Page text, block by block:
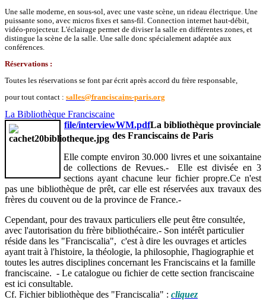
Une salle moderne, en sous-sol, avec une vaste scène, un rideau électrique. Une
puissante sono, avec micros fixes et sans-fil. Connection internet haut-débit,
vidéo-projecteur. L'éclairage permet de diviser la salle en différentes zones, et
distingue la scène de la salle. Une salle donc spécialement adaptée aux
conférences.
Réservations :
Toutes les réservations se font par écrit après accord du frère responsable,
pour tout contact : salles@franciscains-paris.org
La Bibliothèque Franciscaine
file/interviewWM.pdfLa bibliothèque provinciale
des Franciscains de Paris
Elle compte environ 30.000 livres et une soixantaine
de collections de Revues.- Elle est divisée en 3
sections ayant chacune leur fichier propre.Ce n'est
pas une bibliothèque de prêt, car elle est réservées aux travaux des
frères du couvent ou de la province de France.-
Cependant, pour des travaux particuliers elle peut être consultée,
avec l'autorisation du frère bibliothécaire.- Son intérêt particulier
réside dans les "Franciscalia", c'est à dire les ouvrages et articles
ayant trait à l'histoire, la théologie, la philosophie, l'hagiographie et
toutes les autres disciplines concernant les Franciscains et la famille
franciscaine. - Le catalogue ou fichier de cette section franciscaine
est ici consultable.
Cf. Fichier bibliothèque des "Franciscalia" : cliquez